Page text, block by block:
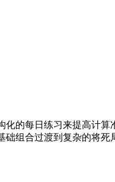
化的每日练习来提高计算
础组合过渡到复杂的将死